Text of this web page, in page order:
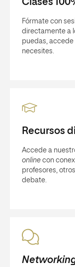
Clases
Fórmate con
directamente a
puedas,
necesites.
Recursos
Accede a
online con
profesores,
debate.